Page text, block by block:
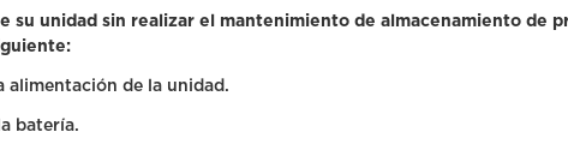
su unidad sin realizar el mantenimiento de almacenamiento de
alimentación de la unidad.
batería.